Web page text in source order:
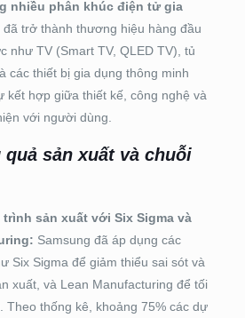
nhiều phân khúc điện tử gia
đã trở thành thương hiệu hàng đầu
như TV (Smart TV, QLED TV), tủ
các thiết bị gia dụng thông minh
kết hợp giữa thiết kế, công nghệ và
với người dùng.
quả sản xuất và chuỗi
sản xuất với Six Sigma và
Samsung đã áp dụng các
Six Sigma để giảm thiểu sai sót và
xuất, và Lean Manufacturing để tối
Theo thống kê, khoảng 75% các dự